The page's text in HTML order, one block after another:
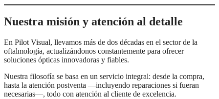
Nuestra misión y atención al detalle
En Pilot Visual, llevamos más de dos décadas en el sector de la
oftalmología, actualizándonos constantemente para ofrecer
soluciones ópticas innovadoras y fiables.
Nuestra filosofía se basa en un servicio integral: desde la compra,
hasta la atención postventa —incluyendo reparaciones si fueran
necesarias—, todo con atención al cliente de excelencia.